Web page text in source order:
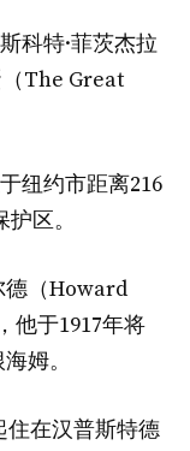
科特·菲茨杰拉
The Great
纽约市距离216
区。
德（Howard
他于1917年将
姆。
在汉普斯特德